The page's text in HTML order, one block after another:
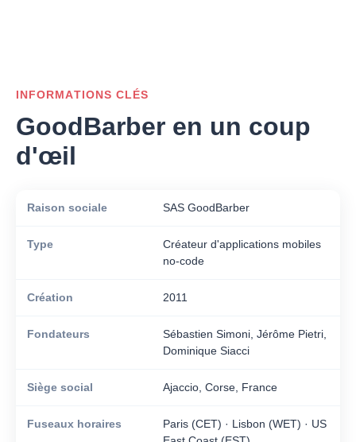
INFORMATIONS CLÉS
GoodBarber en un coup
d'œil
Raison sociale SAS GoodBarber
Type
Créateur d'applications mobiles
no-code
Création 2011
Fondateurs
Sébastien Simoni, Jérôme Pietri,
Dominique Siacci
Siège social Ajaccio, Corse, France
Fuseaux horaires
Paris (CET) · Lisbon (WET) · US